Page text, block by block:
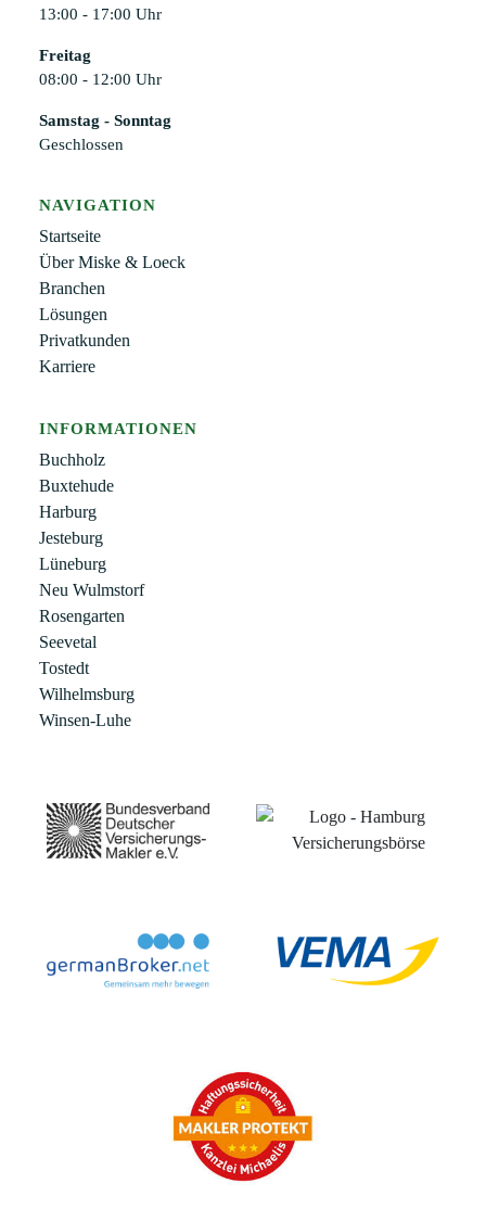
13:00 - 17:00 Uhr
Freitag
08:00 - 12:00 Uhr
Samstag - Sonntag
Geschlossen
NAVIGATION
Startseite
Über Miske & Loeck
Branchen
Lösungen
Privatkunden
Karriere
INFORMATIONEN
Buchholz
Buxtehude
Harburg
Jesteburg
Lüneburg
Neu Wulmstorf
Rosengarten
Seevetal
Tostedt
Wilhelmsburg
Winsen-Luhe